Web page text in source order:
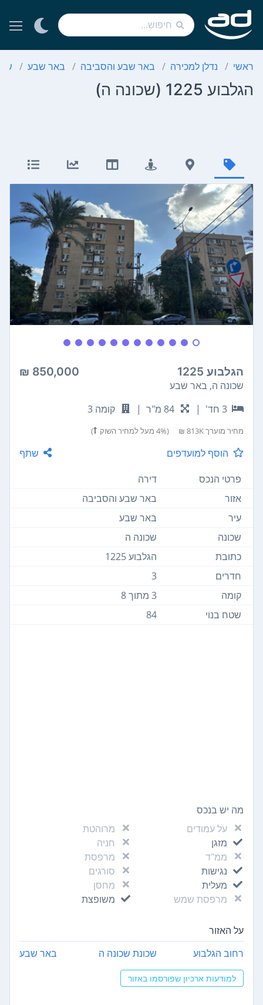
ראשי נדלן למכירה באר שבע והסביבה באר שבע
הגלבוע 1225 (שכונה ה)
הגלבוע 1225 850,000 ₪
שכונה ה, באר שבע
3 חד'
| 84 מ"ר | קומה 3
מחיר מוערך813K ₪ (4% מעל למחיר השוק )
הוסף למועדפים
שתף
פרטי הנכס
דירה
אזור
באר שבע והסביבה
עיר
באר שבע
שכונה
שכונה ה
כתובת
הגלבוע 1225
חדרים
3
קומה
3 מתוך 8
שטח בנוי
84
מה יש בנכס
על עמודים
מרוהטת
מזגן
חניה
ממ"ד
מרפסת
נגישות
סורגים
מעלית
מחסן
מרפסת שמש
משופצת
על האזור
רחוב הגלבוע שכונת שכונה ה באר שבע
למודעות ארכיון שפורסמו באזור